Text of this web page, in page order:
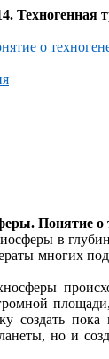
Техногенная
о
Понятие о
в
многих
создать
но и